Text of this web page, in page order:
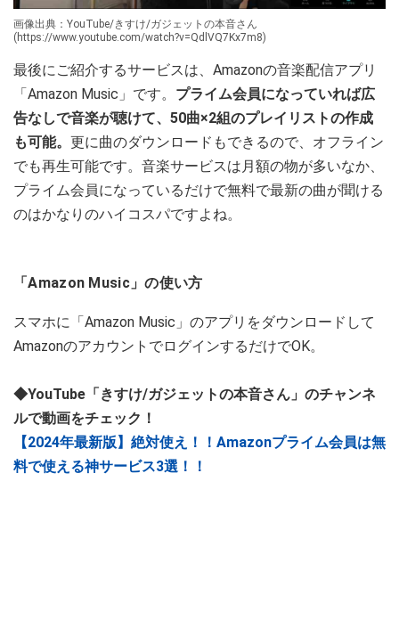
画像出典：YouTube/きすけ/ガジェットの本音さん
(https://www.youtube.com/watch?v=QdlVQ7Kx7m8)
最後にご紹介するサービスは、Amazonの音楽配信アプリ
「Amazon Music」です。 プライム会員になっていれば広
告なしで音楽が聴けて、50曲×2組のプレイリストの作成
も可能。 更に曲のダウンロードもできるので、オフライン
でも再生可能です。音楽サービスは月額の物が多いなか、
プライム会員になっているだけで無料で最新の曲が聞ける
のはかなりのハイコスパですよね。
「Amazon Music」の使い方
スマホに「Amazon Music」のアプリをダウンロードして
AmazonのアカウントでログインするだけでOK。
◆YouTube「きすけ/ガジェットの本音さん」のチャンネ
ルで動画をチェック！
【2024年最新版】絶対使え！！Amazonプライム会員は無
料で使える神サービス3選！！